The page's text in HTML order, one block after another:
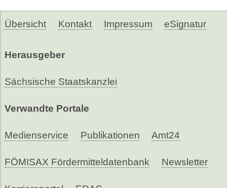
Übersicht Kontakt Impressum eSignatur
Herausgeber
Sächsische Staatskanzlei
Verwandte Portale
Medienservice Publikationen Amt24
FÖMISAX Fördermitteldatenbank Newsletter